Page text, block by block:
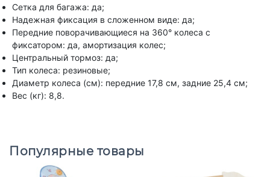
Сетка для багажа: да;
Надежная фиксация в сложенном виде: да;
Передние поворачивающиеся на 360° колеса с
фиксатором: да, амортизация колес;
Центральный тормоз: да;
Тип колеса: резиновые;
Диаметр колеса (см): передние 17,8 см, задние 25,4 см;
Вес (кг): 8,8.
Популярные товары